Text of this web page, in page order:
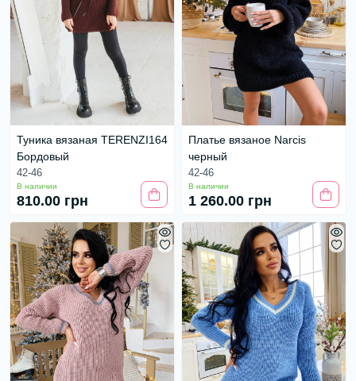
Туника вязаная TERENZI164
Бордовый
42-46
В наличии
810.00 грн
Платье вязаное Narcis
черный
42-46
В наличии
1 260.00 грн